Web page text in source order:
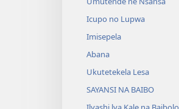
Icupo no Lupwa
Imisepela
Abana
Ukutetekela Lesa
SAYANSI NA BAIBO